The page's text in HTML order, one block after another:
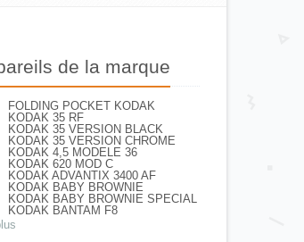
de la marque
FOLDING POCKET KODAK
KODAK 35 RF
KODAK 35 VERSION BLACK
KODAK 35 VERSION CHROME
KODAK 4,5 MODELE 36
KODAK 620 MOD C
KODAK ADVANTIX 3400 AF
KODAK BABY BROWNIE
KODAK BABY BROWNIE SPECIAL
KODAK BANTAM F8
KODAK BANTAM SPECIAL (Déco)